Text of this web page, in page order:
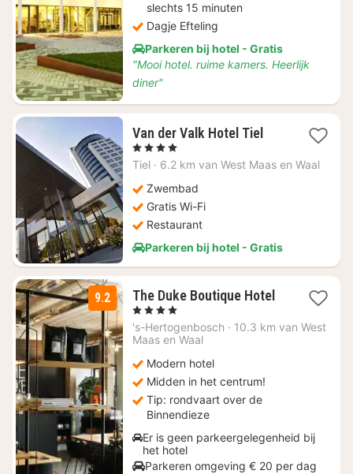
slechts 15 minuten
Dagje Efteling
Parkeren bij hotel - Gratis
"Mooi hotel. ruime kamers. Heerlijk
diner"
Van der Valk Hotel Tiel1
vanaf
, 4 Sterren
Tiel · 6.2 km van West Maas en Waal
Zwembad
Gratis Wi-Fi
Restaurant
Parkeren bij hotel - Gratis
9.2 The Duke Boutique Hotel1
vanaf
, 4 Sterren
's-Hertogenbosch · 10.3 km van West
Maas en Waal
Modern hotel
Midden in het centrum!
Tip: rondvaart over de
Binnendieze
Er is geen parkeergelegenheid bij
het hotel
Parkeren omgeving € 20 per dag